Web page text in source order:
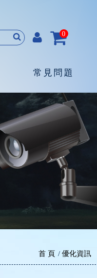
0
常見問題
首 頁 優化資訊